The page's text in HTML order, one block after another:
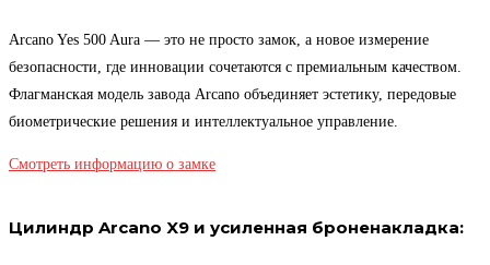
Arcano Yes 500 Aura — это не просто замок, а новое измерение
безопасности, где инновации сочетаются с премиальным качеством.
Флагманская модель завода Arcano объединяет эстетику, передовые
биометрические решения и интеллектуальное управление.
Смотреть информацию о замке
Цилиндр Arcano X9 и усиленная броненакладка: